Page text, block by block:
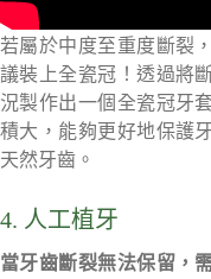
若屬於中度至重度斷裂
議裝上全瓷冠！透過將
況製作出一個全瓷冠牙
積大，能夠更好地保護
天然牙齒。
4. 人工植牙
當牙齒斷裂無法保留，